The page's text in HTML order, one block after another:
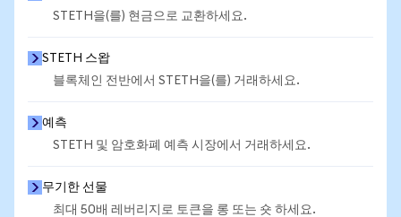
STETH을(를) 현금으로 교환하세요.
STETH 스왑
블록체인 전반에서 STETH을(를) 거래하세요.
예측
STETH 및 암호화폐 예측 시장에서 거래하세요.
무기한 선물
최대 50배 레버리지로 토큰을 롱 또는 숏 하세요.